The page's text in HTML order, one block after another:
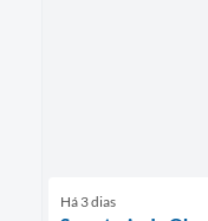
Há 3 dias